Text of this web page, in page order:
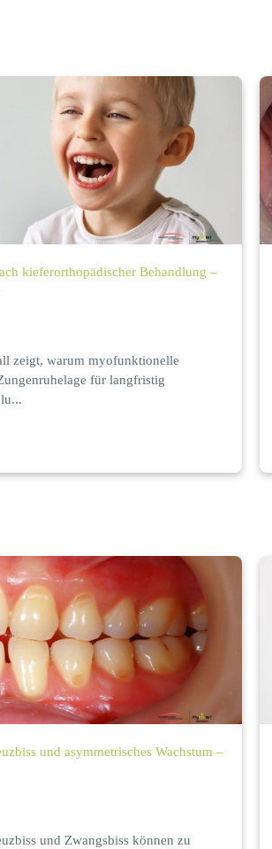
kieferorthopädischer Behandlung –
zeigt, warum myofunktionelle
für langfristig
und asymmetrisches Wachstum –
und Zwangsbiss können zu